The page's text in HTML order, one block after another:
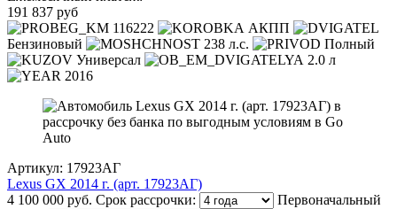
191 837 руб
116222
АКПП
Бензиновый
238 л.с.
Полный
Универсал
2.0 л
2016
Артикул: 17923АГ
Lexus GX 2014 г. (арт. 17923АГ)
4 100 000 руб. Срок рассрочки:
Первоначальный